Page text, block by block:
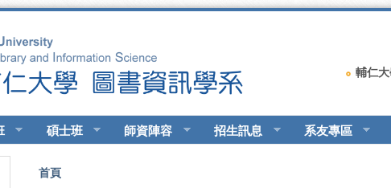
輔仁
碩士班 師資陣容 招生訊息 系友專區
您在這裡
首頁